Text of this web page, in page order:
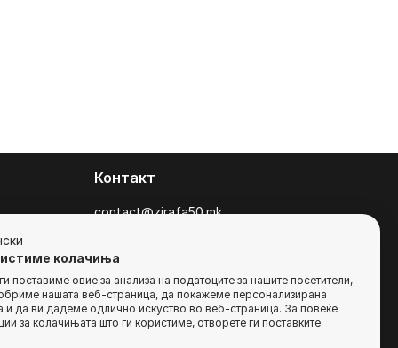
Контакт
contact@zirafa50.mk
За барања на понуди, контактирајте нѐ
на:
b2b@zirafa50.mk
колачиња
поставиме овие за анализа на податоците за нашите посетители,
нашата веб-страница, да покажеме персонализирана
и да ви дадеме одлично искуство во веб-страница. За повеќе
за колачињата што ги користиме, отворете ги поставките.